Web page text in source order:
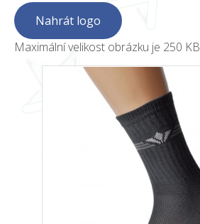
Maximální velikost obrázku je 250 KB